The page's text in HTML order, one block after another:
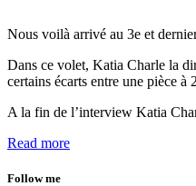
Nous voilà arrivé au 3e et
Dans ce volet, Katia Charle la
certains écarts entre une pièce à
A la fin de l’interview Katia
Read more
Follow me